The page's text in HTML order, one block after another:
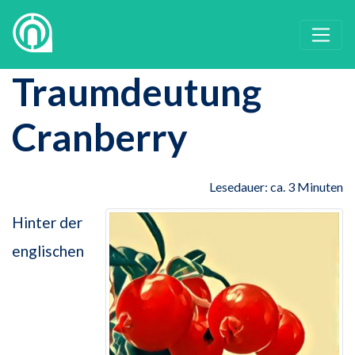
Traumdeutung
Cranberry
Lesedauer: ca. 3 Minuten
Hinter der
englischen